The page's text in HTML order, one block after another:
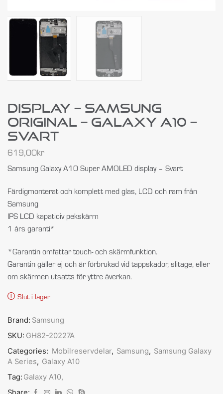
Display – Samsung
Original – Galaxy A10 –
Svart
619,00kr
Samsung Galaxy A10 Super AMOLED display – Svart
Färdigmonterat och komplett med glas, LCD och ram från
Samsung
IPS LCD kapaticiv pekskärm
1 års garanti*
*Garantin omfattar touch- och skärmfunktion.
Garantin gäller ej och är förbrukad vid tappskador, slitage, eller
om skärmen utsatts för yttre åverkan.
Slut i lager
Brand: Samsung
SKU: GH82-20227A
Categories: Mobilreservdelar, Samsung, Samsung Galaxy
A Series, Galaxy A10
Tag: Galaxy A10,